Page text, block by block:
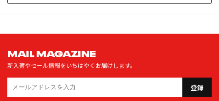
MAIL MAGAZINE
新入荷やセール情報をいちはやくお届けします。
登録